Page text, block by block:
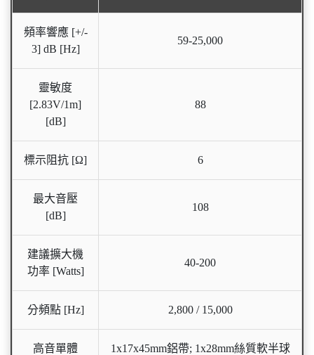
頻率響應 [+/-
3] dB [Hz]
59-25,000
靈敏度
[2.83V/1m]
[dB]
88
標示阻抗 [Ω] 6
最大音壓
[dB]
108
建議擴大機
功率 [Watts]
40-200
分頻點 [Hz] 2,800 / 15,000
高音單體 1x17x45mm鋁帶; 1x28mm絲質軟半球